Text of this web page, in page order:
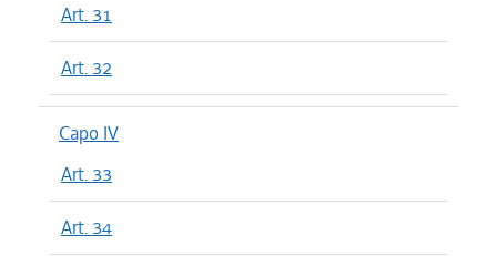
Art. 31
Art. 32
Capo IV
Art. 33
Art. 34